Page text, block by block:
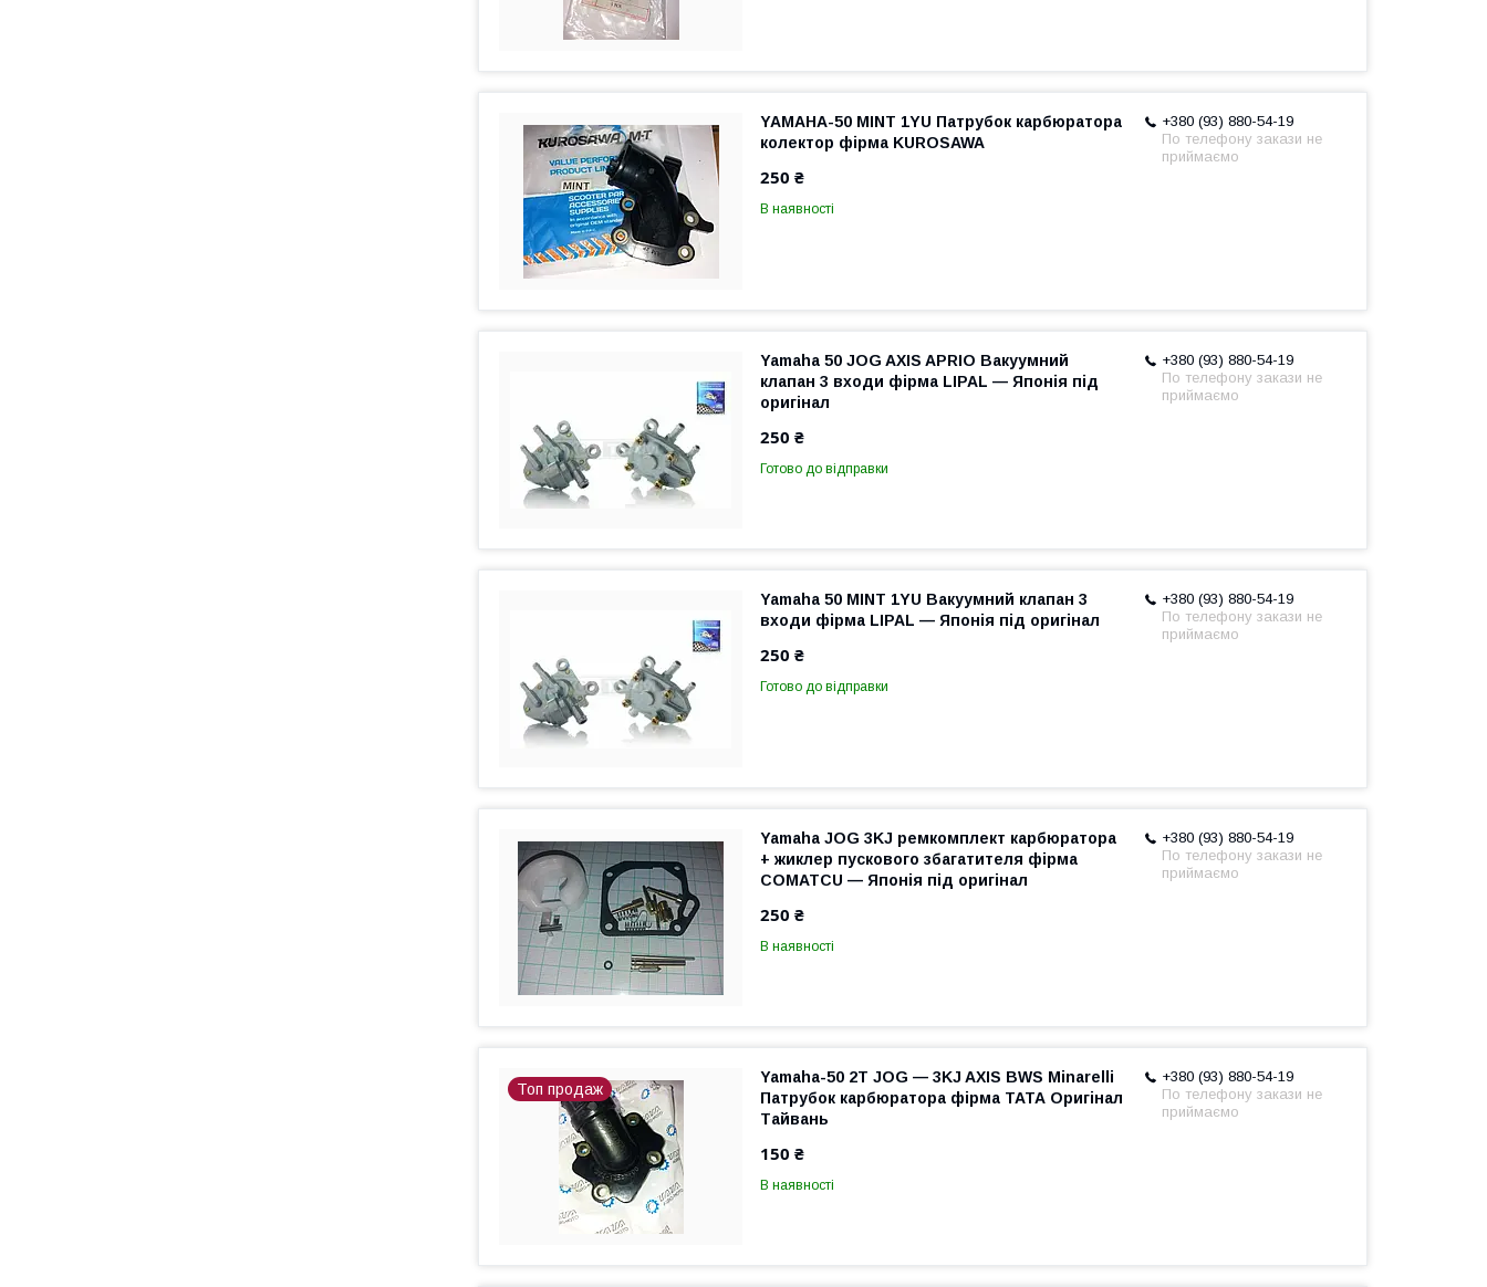
+380 (93) 880-54-19
По телефону закази не
приймаємо
YAMAHA-50 MINT 1YU Патрубок карбюратора
колектор фірма KUROSAWA
250 ₴
В наявності
+380 (93) 880-54-19
По телефону закази не
приймаємо
Yamaha 50 JOG AXIS APRIO Вакуумний
клапан 3 входи фірма LIPAL — Японія під
оригінал
250 ₴
Готово до відправки
+380 (93) 880-54-19
По телефону закази не
приймаємо
Yamaha 50 MINT 1YU Вакуумний клапан 3
входи фірма LIPAL — Японія під оригінал
250 ₴
Готово до відправки
+380 (93) 880-54-19
По телефону закази не
приймаємо
Yamaha JOG 3KJ ремкомплект карбюратора
+ жиклер пускового збагатителя фірма
COMATCU — Японія під оригінал
250 ₴
В наявності
Топ продаж
+380 (93) 880-54-19
По телефону закази не
приймаємо
Yamaha-50 2T JOG — 3KJ AXIS BWS Minarelli
Патрубок карбюратора фірма ТАТА Оригінал
Тайвань
150 ₴
В наявності